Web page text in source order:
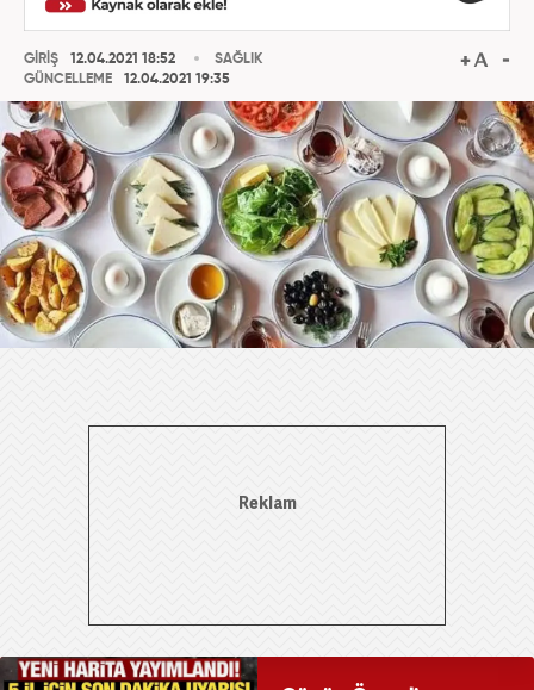
GİRİŞ
12.04.2021 18:52
GÜNCELLEME
12.04.2021 19:35
SAĞLIK